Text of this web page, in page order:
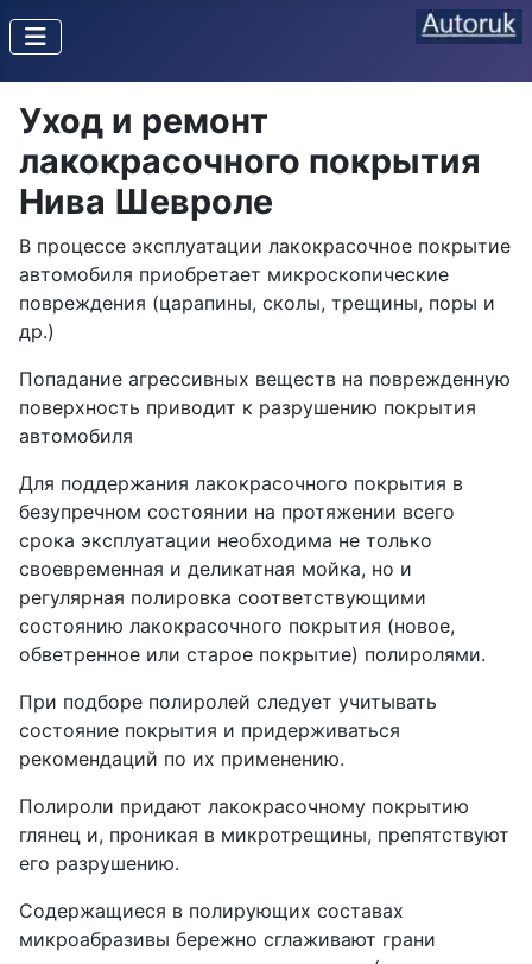
Уход и ремонт
лакокрасочного покрытия
Нива Шевроле
В процессе эксплуатации лакокрасочное покрытие
автомобиля приобретает микроскопические
повреждения (царапины, сколы, трещины, поры и
др.)
Попадание агрессивных веществ на поврежденную
поверхность приводит к разрушению покрытия
автомобиля
Для поддержания лакокрасочного покрытия в
безупречном состоянии на протяжении всего
срока эксплуатации необходима не только
своевременная и деликатная мойка, но и
регулярная полировка соответствующими
состоянию лакокрасочного покрытия (новое,
обветренное или старое покрытие) полиролями.
При подборе полиролей следует учитывать
состояние покрытия и придерживаться
рекомендаций по их применению.
Полироли придают лакокрасочному покрытию
глянец и, проникая в микротрещины, препятствуют
его разрушению.
Содержащиеся в полирующих составах
микроабразивы бережно сглаживают грани